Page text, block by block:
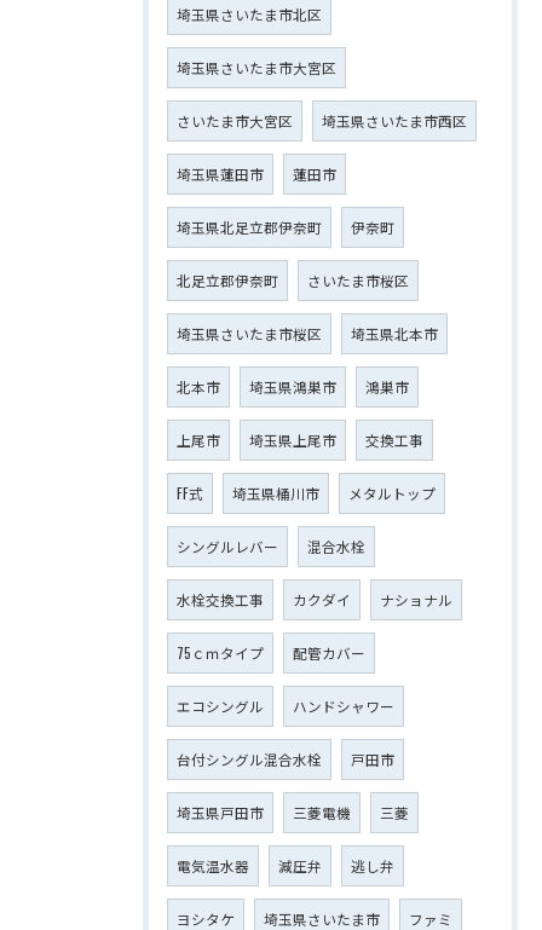
埼玉県さいたま市北区
埼玉県さいたま市大宮区
さいたま市大宮区 埼玉県さいたま市西区
埼玉県蓮田市 蓮田市
埼玉県北足立郡伊奈町 伊奈町
北足立郡伊奈町 さいたま市桜区
埼玉県さいたま市桜区 埼玉県北本市
北本市 埼玉県鴻巣市 鴻巣市
上尾市 埼玉県上尾市 交換工事
FF式 埼玉県桶川市 メタルトップ
シングルレバー 混合水栓
水栓交換工事 カクダイ ナショナル
75ｃｍタイプ 配管カバー
エコシングル ハンドシャワー
台付シングル混合水栓 戸田市
埼玉県戸田市 三菱電機 三菱
電気温水器 減圧弁 逃し弁
ヨシタケ 埼玉県さいたま市 ファミ